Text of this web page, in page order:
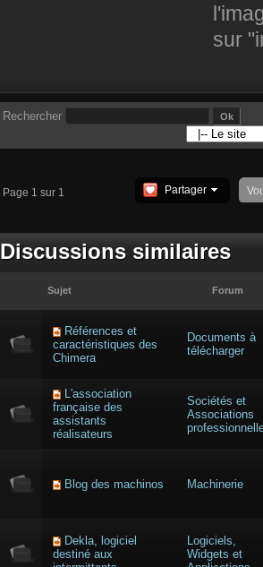
sur
Rechercher
Page 1 sur 1 Partager
Discussions similaires
Sujet Forum
Références et
caractéristiques des
Chimera
Documents à
télécharger
L'association
française des
assistants
réalisateurs
Sociétés et
Associations
Blog des machinos Machinerie
Dekla, logiciel
destiné aux
Logiciels,
Widgets et